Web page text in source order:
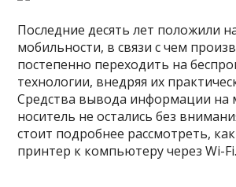
Последние десять лет положили
мобильности, в связи с чем
постепенно переходить на
технологии, внедряя их
Средства вывода информации на
носитель не остались без
стоит подробнее рассмотреть,
принтер к компьютеру через Wi-Fi.